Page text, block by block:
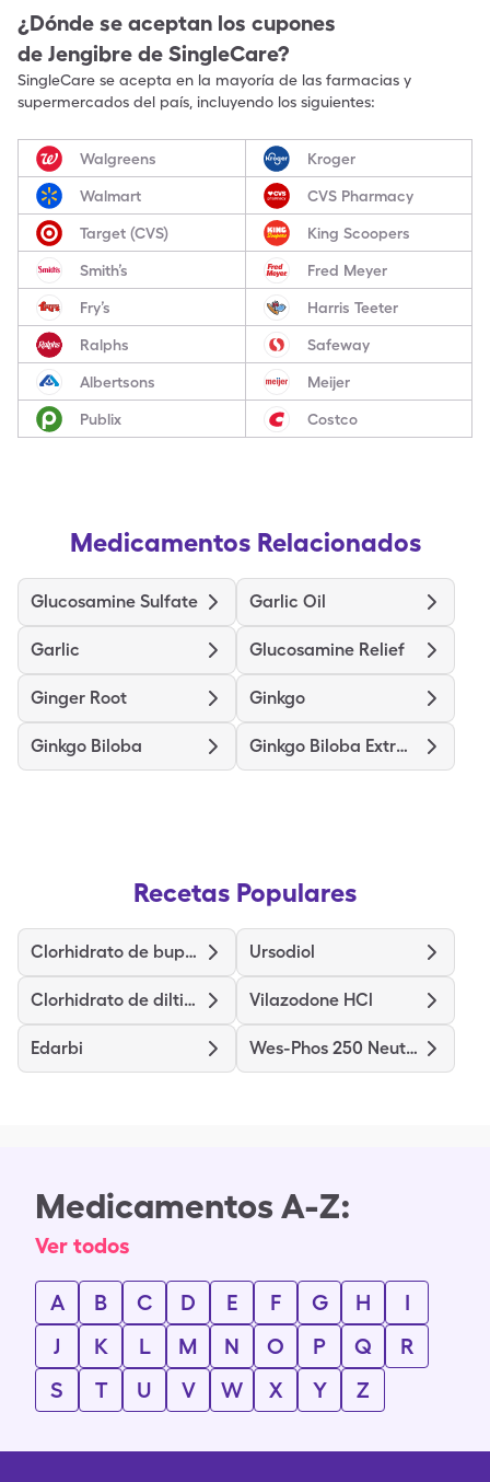
¿Dónde se aceptan los cupones
de Jengibre de SingleCare?
SingleCare se acepta en la mayoría de las farmacias y
supermercados del país, incluyendo los siguientes:
Walgreens Kroger
Walmart CVS Pharmacy
Target (CVS) King Scoopers
Smith’s Fred Meyer
Fry’s Harris Teeter
Ralphs Safeway
Albertsons Meijer
Publix Costco
Medicamentos Relacionados
Glucosamine Sulfate Garlic Oil
Garlic Glucosamine Relief
Ginger Root Ginkgo
Ginkgo Biloba Ginkgo Biloba Extract
Recetas Populares
Clorhidrato de buprenorfina clorhidrato de naloxona Ursodiol
Clorhidrato de diltiazem Vilazodone HCl
Edarbi Wes-Phos 250 Neutral
Medicamentos A-Z:
Ver todos
A B C D E F G H
I
J
K L M N O P Q
R
S
T U V W X Y Z